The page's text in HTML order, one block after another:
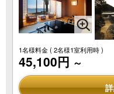
1名様料金( 2名様1室利用時 )
45,100円 ～